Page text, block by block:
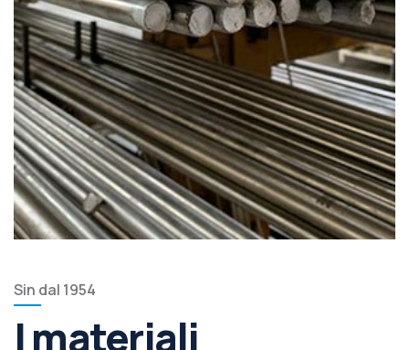
Sin dal 1954
I materiali